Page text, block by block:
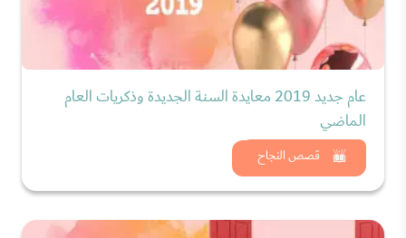
قصص النجاح
عام جديد 2019 معايدة السنة الجديدة وذكريات العام
الماضي
شاهد الان